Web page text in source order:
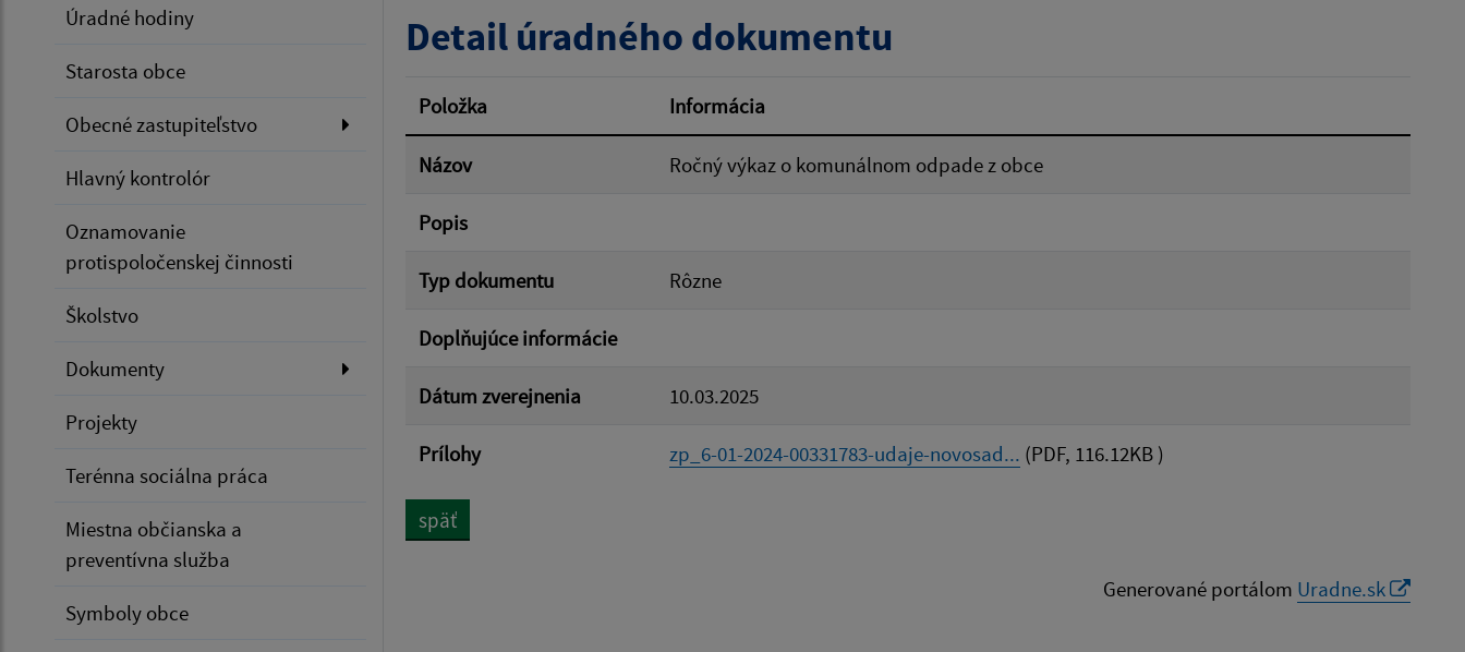
Úradné hodiny
Starosta obce
Obecné zastupiteľstvo
Hlavný kontrolór
Oznamovanie
protispoločenskej činnosti
Školstvo
Dokumenty
Projekty
Terénna sociálna práca
Miestna občianska a
preventívna služba
Symboly obce
Filtrovať
Detail úradného dokumentu
Položka Informácia
Názov Ročný výkaz o komunálnom odpade z obce
Popis
Typ dokumentu Rôzne
Doplňujúce informácie
Dátum zverejnenia 10.03.2025
Prílohy zp_6-01-2024-00331783-udaje-novosad... (PDF, 116.12KB )
späť
Generované portálom Uradne.sk